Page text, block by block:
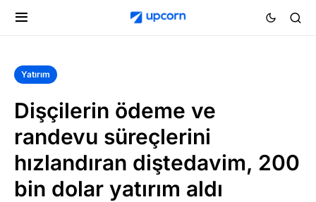
Yatırım
Dişçilerin ödeme ve
randevu süreçlerini
hızlandıran diştedavim, 200
bin dolar yatırım aldı